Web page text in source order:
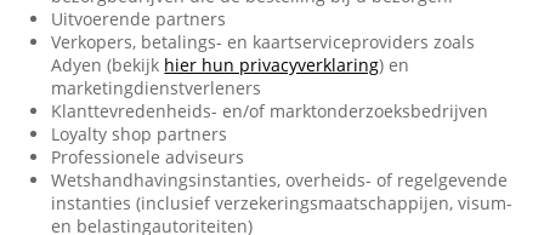
Uitvoerende partners
Verkopers, betalings- en kaartserviceproviders zoals
Adyen (bekijk hier hun privacyverklaring) en
marketingdienstverleners
Klanttevredenheids- en/of marktonderzoeksbedrijven
Loyalty shop partners
Professionele adviseurs
Wetshandhavingsinstanties, overheids- of regelgevende
instanties (inclusief verzekeringsmaatschappijen, visum-
en belastingautoriteiten)